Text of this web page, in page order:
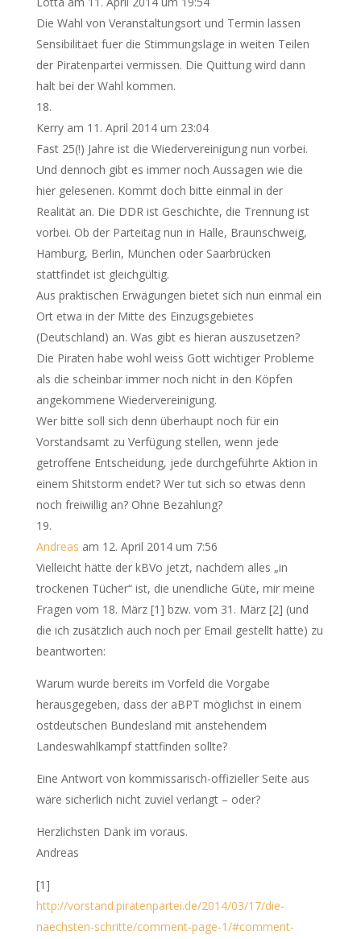
Die Wahl von Veranstaltungsort und Termin lassen
Sensibilitaet fuer die Stimmungslage in weiten Teilen
der Piratenpartei vermissen. Die Quittung wird dann
halt bei der Wahl kommen.
Kerry am 11. April 2014 um 23:04
Fast 25(!) Jahre ist die Wiedervereinigung nun vorbei.
Und dennoch gibt es immer noch Aussagen wie die
hier gelesenen. Kommt doch bitte einmal in der
Realität an. Die DDR ist Geschichte, die Trennung ist
vorbei. Ob der Parteitag nun in Halle, Braunschweig,
Hamburg, Berlin, München oder Saarbrücken
stattfindet ist gleichgültig.
Aus praktischen Erwägungen bietet sich nun einmal ein
Ort etwa in der Mitte des Einzugsgebietes
(Deutschland) an. Was gibt es hieran auszusetzen?
Die Piraten habe wohl weiss Gott wichtiger Probleme
als die scheinbar immer noch nicht in den Köpfen
angekommene Wiedervereinigung.
Wer bitte soll sich denn überhaupt noch für ein
Vorstandsamt zu Verfügung stellen, wenn jede
getroffene Entscheidung, jede durchgeführte Aktion in
einem Shitstorm endet? Wer tut sich so etwas denn
noch freiwillig an? Ohne Bezahlung?
Andreas am 12. April 2014 um 7:56
Vielleicht hätte der kBVo jetzt, nachdem alles „in
trockenen Tücher“ ist, die unendliche Güte, mir meine
Fragen vom 18. März [1] bzw. vom 31. März [2] (und
die ich zusätzlich auch noch per Email gestellt hatte) zu
beantworten:
Warum wurde bereits im Vorfeld die Vorgabe
herausgegeben, dass der aBPT möglichst in einem
ostdeutschen Bundesland mit anstehendem
Landeswahlkampf stattfinden sollte?
Eine Antwort von kommissarisch-offizieller Seite aus
wäre sicherlich nicht zuviel verlangt – oder?
Herzlichsten Dank im voraus.
Andreas
[1]
http://vorstand.piratenpartei.de/2014/03/17/die-
naechsten-schritte/comment-page-1/#comment-